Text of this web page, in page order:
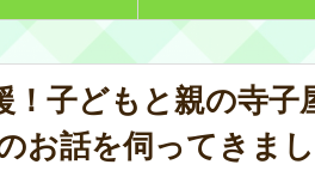
！子どもと親の寺
お話を伺ってきまし